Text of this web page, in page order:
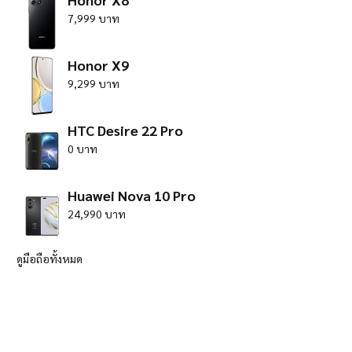
7,999 บาท
Honor X9
9,299 บาท
HTC Desire 22 Pro
0 บาท
Huawei Nova 10 Pro
24,990 บาท
ดูมือถือทั้งหมด